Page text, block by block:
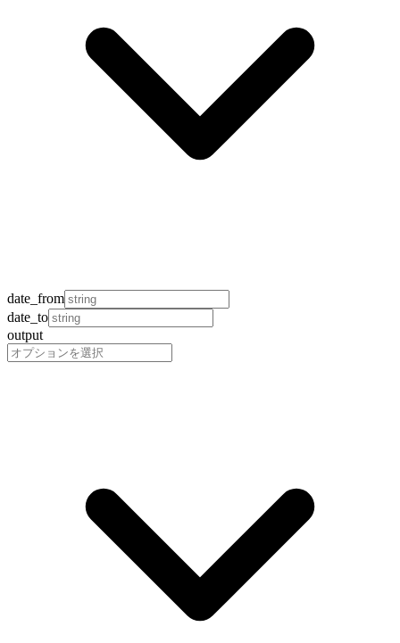
date_from
date_to
output